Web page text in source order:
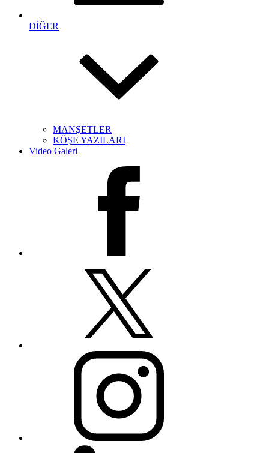
DİĞER
MANŞETLER
KÖŞE YAZILARI
Video Galeri